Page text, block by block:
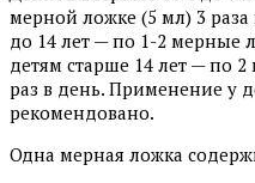
мерной ложке (5 мл) 3 раза
до 14 лет — по 1-2 мерные
детям старше 14 лет — по
раз в день. Применение у
рекомендовано.
Одна мерная ложка